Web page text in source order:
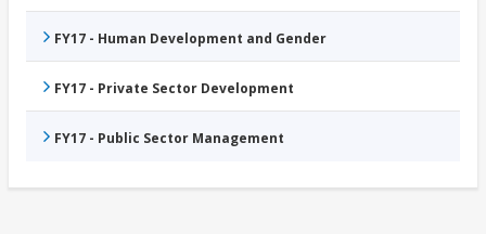
FY17 - Human Development and Gender
FY17 - Private Sector Development
FY17 - Public Sector Management